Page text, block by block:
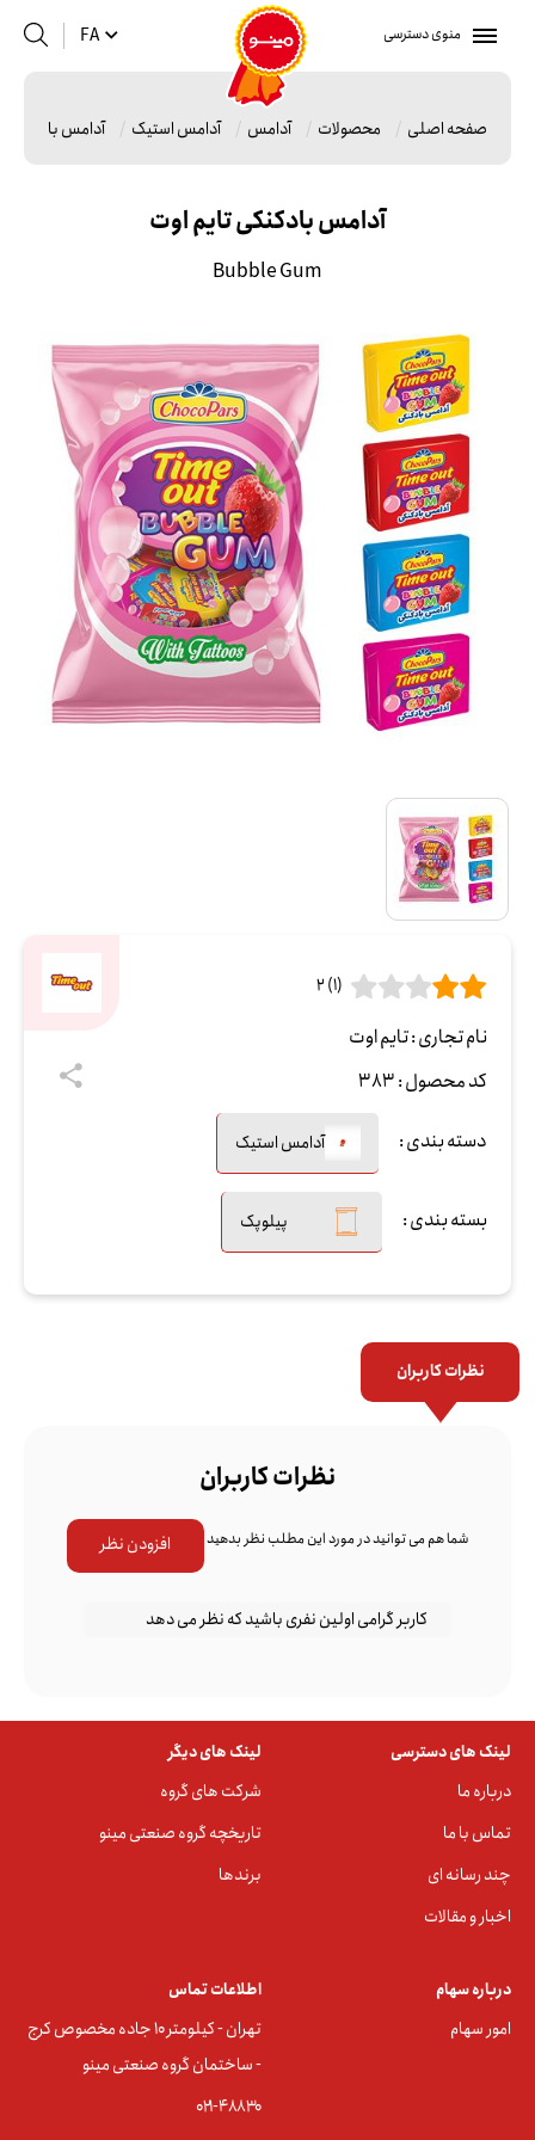
منوی دسترسی FA
صفحه اصلی محصولات آدامس آدامس استیک آدامس بادکنکی
آدامس بادکنکی تایم اوت
Bubble Gum
(1) 2
نام تجاری :تایم اوت
کد محصول :383
دسته بندی : آدامس استیک
بسته بندی : پیلوپک
نظرات کاربران
نظرات کاربران
شما هم می توانید در مورد این مطلب نظر بدهید افزودن نظر
کاربر گرامی اولین نفری باشید که نظر می دهد
لینک های دسترسی
درباره ما
تماس با ما
چند رسانه ای
اخبار و مقالات
لینک های دیگر
شرکت های گروه
تاریخچه گروه صنعتی مینو
برندها
درباره سهام
امور سهام
اطلاعات تماس
تهران - کیلومتر ۱۰ جاده مخصوص کرج
- ساختمان گروه صنعتی مینو
۰۲۱-۴۸۸۳0